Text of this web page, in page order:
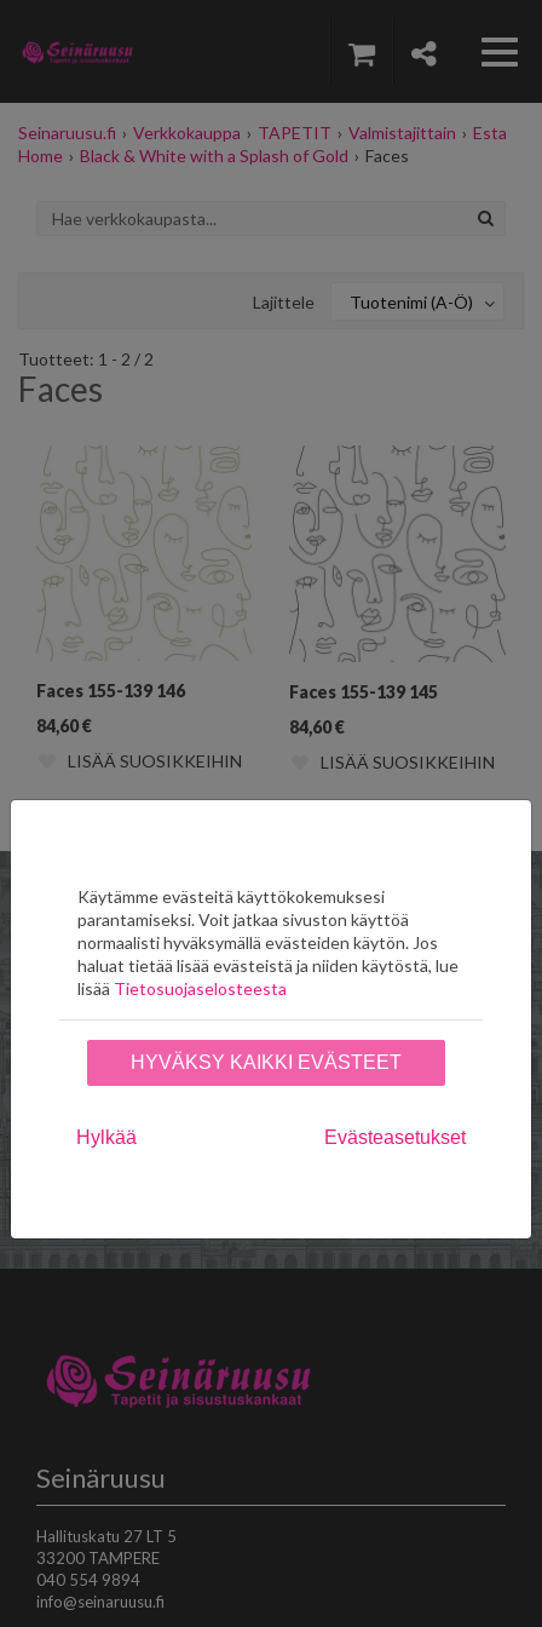
Seinaruusu.fi › Verkkokauppa › TAPETIT › Valmistajittain › Esta
Home › Black & White with a Splash of Gold › Faces
Lajittele Tuotenimi (A-Ö)
Tuotteet: 1 - 2 / 2
Faces
Faces 155-139 146
84,60€
LISÄÄ SUOSIKKEIHIN
Faces 155-139 145
84,60€
LISÄÄ SUOSIKKEIHIN
Verkkokauppa
Toimitus- ja
maksuehdot
Seinäruusu
Edustukset
Seinäruusu
Hallituskatu 27 LT 5
33200 TAMPERE
040 554 9894
info@seinaruusu.fi
Käytämme evästeitä käyttökokemuksesi
parantamiseksi. Voit jatkaa sivuston käyttöä
normaalisti hyväksymällä evästeiden käytön. Jos
haluat tietää lisää evästeistä ja niiden käytöstä, lue
lisää Tietosuojaselosteesta
HYVÄKSY KAIKKI EVÄSTEET
Hylkää Evästeasetukset